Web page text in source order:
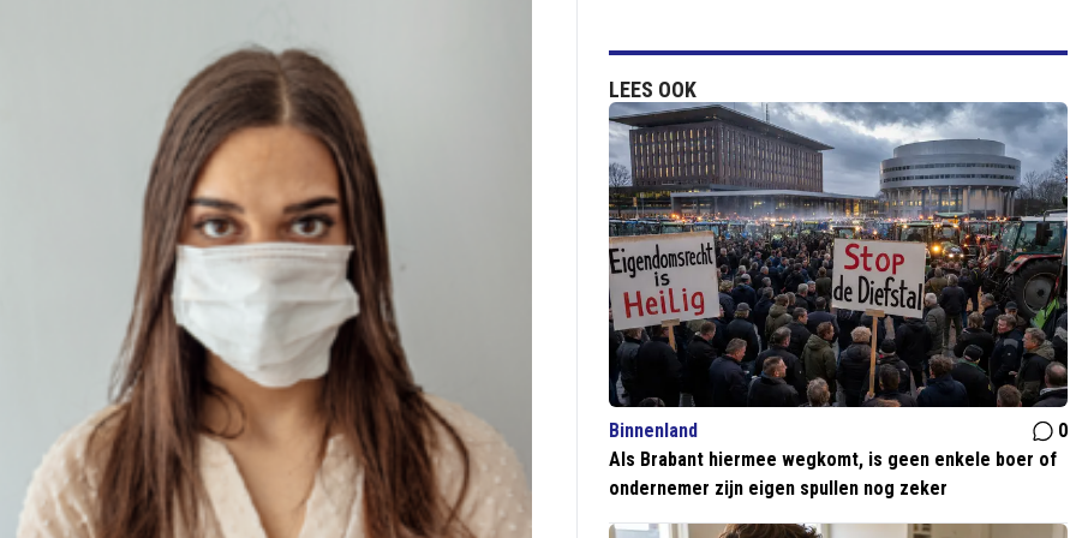
LEES OOK
Binnenland
0
Als Brabant hiermee wegkomt, is geen enkele boer of
ondernemer zijn eigen spullen nog zeker